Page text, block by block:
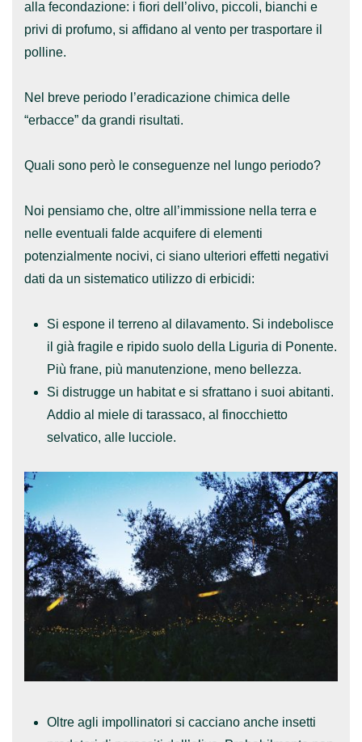
alla fecondazione: i fiori dell’olivo, piccoli, bianchi e
privi di profumo, si affidano al vento per trasportare il
polline.
Nel breve periodo l’eradicazione chimica delle
“erbacce” da grandi risultati.
Quali sono però le conseguenze nel lungo periodo?
Noi pensiamo che, oltre all’immissione nella terra e
nelle eventuali falde acquifere di elementi
potenzialmente nocivi, ci siano ulteriori effetti negativi
dati da un sistematico utilizzo di erbicidi:
Si espone il terreno al dilavamento. Si indebolisce
il già fragile e ripido suolo della Liguria di Ponente.
Più frane, più manutenzione, meno bellezza.
Si distrugge un habitate si sfrattano i suoi abitanti.
Addio al miele di tarassaco, al finocchietto
selvatico, alle lucciole.
Oltre agli impollinatori si cacciano anche insetti